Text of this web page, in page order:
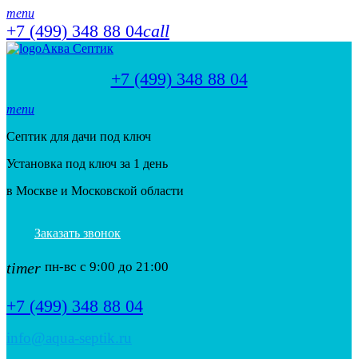
menu
+7 (499) 348 88 04call
Аква Септик
+7 (499) 348 88 04
menu
Септик для дачи под ключ
Установка под ключ за 1 день
в Москве и Московской области
Заказать звонок
timer пн-вс с 9:00 до 21:00
+7 (499) 348 88 04
info@aqua-septik.ru